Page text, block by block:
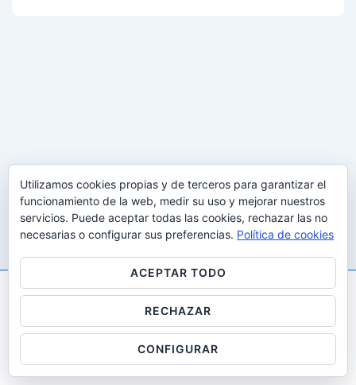
Gestalt i desenvolupaMENT: All Rights
Reserved| Funciona conTema Responsive
Utilizamos cookies propias y de terceros para garantizar el
funcionamiento de la web, medir su uso y mejorar nuestros
servicios. Puede aceptar todas las cookies, rechazar las no
necesarias o configurar sus preferencias. Política de cookies
ACEPTAR TODO
RECHAZAR
CONFIGURAR